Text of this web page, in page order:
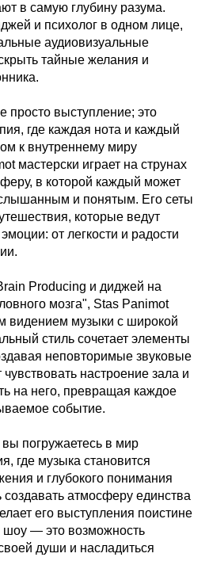
в самую глубину разума.
и психолог в одном лице,
аудиовизуальные
тайные желания и
просто выступление; это
где каждая нота и каждый
к внутреннему миру
мастерски играет на струнах
в которой каждый может
и понятым. Его сеты
которые ведут
от легкости и радости
Producing и диджей на
мозга", Stas Panimot
видением музыки с широкой
стиль сочетает элементы
неповторимые звуковые
настроение зала и
на него, превращая каждое
событие.
погружаетесь в мир
где музыка становится
и глубокого понимания
создавать атмосферу единства
его выступления поистине
— это возможность
души и насладиться